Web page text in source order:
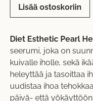
Lisää ostoskoriin
Diet Esthetic Pearl
seerumi, joka on
kuivalle iholle, sekä
heleyttää ja tasoittaa
uudistaa ihoa
päivä- että yökäyttöön.